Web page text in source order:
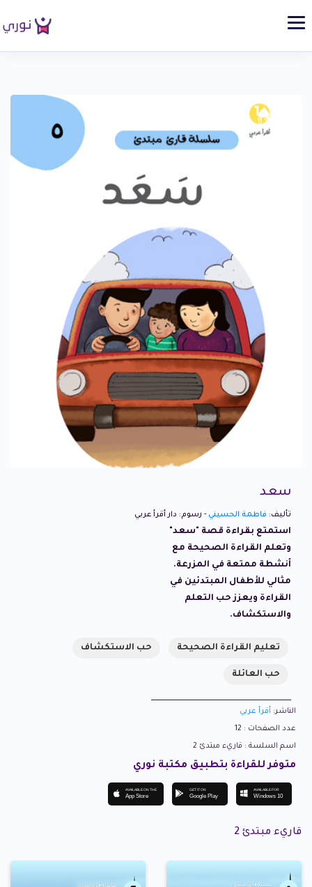
سعد
تأليف: فاطمة الحسيني - رسوم: دار أقرأ عربي
استمتع بقراءة قصة "سعد"
وتعلم القراءة الصحيحة مع
أنشطة ممتعة في المزرعة.
مثالي للأطفال المبتدئين في
القراءة ويعزز حب التعلم
والاستكشاف.
تعليم القراءة الصحيحة حب الاستكشاف
حب العائلة
الناشر: أقرأ عربي
عدد الصفحات : 12
اسم السلسة : قاريء مبتدئ 2
متوفر للقراءة بتطبيق مكتبة نوري
AVAILABLE ON THE
App Store
GET IT ON
Google Play
AVAILABLE FOR
Windows 10
قاريء مبتدئ 2